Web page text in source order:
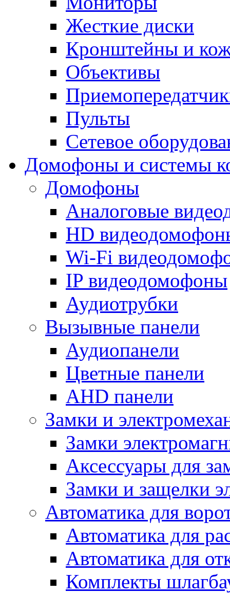
Жесткие диски
Кронштейны и
Объективы
Пульты
Сетевое
Домофоны и системы
Домофоны
Аналоговые
HD
Wi-Fi
IP видеодомофоны
Аудиотрубки
Вызывные панели
Аудиопанели
Цветные панели
AHD панели
Замки и
Замки
Аксессуары для
Замки и защелки
Автоматика для
Автоматика для
Автоматика для
Комплекты